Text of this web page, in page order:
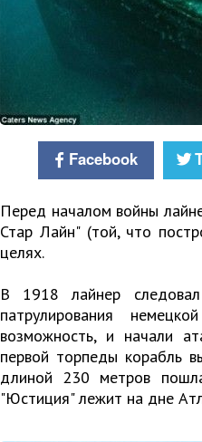
Facebook
Перед началом войны
Стар Лайн" (той, что
целях.
В 1918 лайнер
патрулирования
возможность, и начали
первой торпеды корабль
длиной 230 метров
"Юстиция" лежит на дне